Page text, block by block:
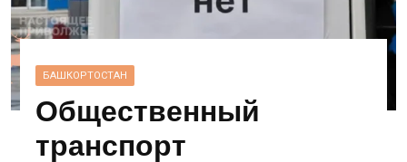
БАШКОРТОСТАН
Общественный
транспорт